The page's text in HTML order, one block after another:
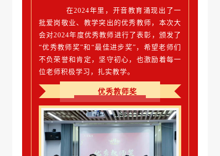
在2024年里，开音教育涌现出了一
批爱岗敬业、教学突出的优秀教师，本次大
会对2024年度优秀教师进行了表彰，颁发了
“优秀教师奖”和 “最佳进步奖”， 希望老师们
不负荣誉和肯定，坚守初心，也激励着每一
位老师积极学习，扎实教学。
优秀教师奖